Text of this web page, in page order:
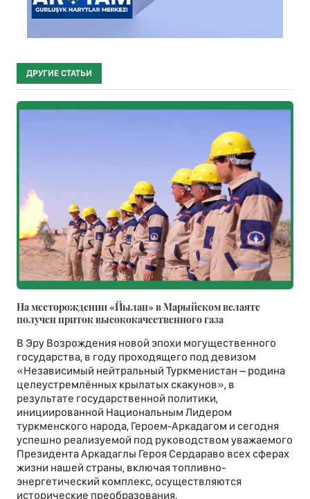
ДРУГИЕ СТАТЬИ
На месторождении «Йылан» в Марыйском велаяте
получен приток высококачественного газа
В Эру Возрождения новой эпохи могущественного
государства, в году проходящего под девизом
«Независимый нейтральный Туркменистан – родина
целеустремлённых крылатых скакунов», в
результате государственной политики,
инициированной Национальным Лидером
туркменского народа, Героем-Аркадагом и сегодня
успешно реализуемой под руководством уважаемого
Президента Аркадаглы Героя Сердараво всех сферах
жизни нашей страны, включая топливно-
энергетический комплекс, осуществляются
исторические преобразования.